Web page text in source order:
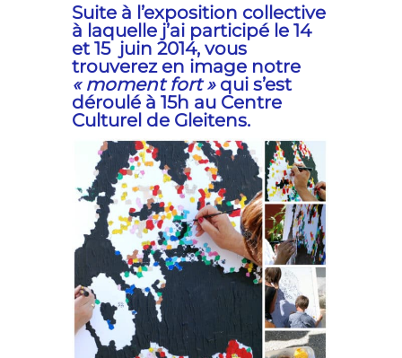
Suite à l’exposition collective
à laquelle j’ai participé le 14
et 15 juin 2014, vous
trouverez en image notre
« moment fort »qui s’est
déroulé à 15h au Centre
Culturel de Gleitens.